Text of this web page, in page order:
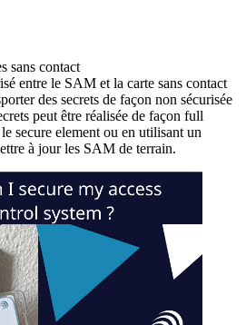
sans contact
entre le SAM et la carte sans contact
des secrets de façon non sécurisée
peut être réalisée de façon full
secure element ou en utilisant un
à jour les SAM de terrain.